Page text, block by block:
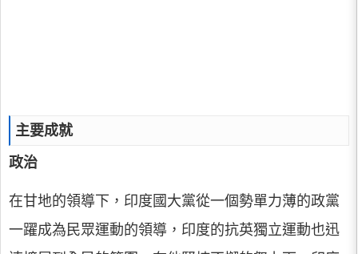
主要成就
政治
在甘地的領導下，印度國大黨從一個勢單力薄的政黨
一躍成為民眾運動的領導，印度的抗英獨立運動也迅